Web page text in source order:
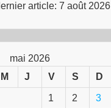
article: 7 août 2026
mai 2026
M J V S D
1 2 3